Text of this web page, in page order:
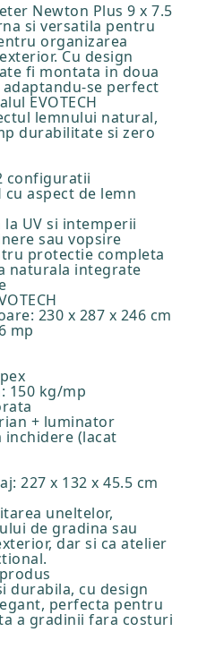
Newton Plus 9 x 7.5
si versatila pentru
organizarea
Cu design
fi montata in doua
se perfect
EVOTECH
lemnului natural,
durabilitate si zero
configuratii
cu aspect de lemn
UV si intemperii
sau vopsire
protectie completa
naturala integrate
230 x 287 x 246 cm
mp
150 kg/mp
+ luminator
inchidere (lacat
227 x 132 x 45.5 cm
uneltelor,
de gradina sau
dar si ca atelier
durabila, cu design
perfecta pentru
a gradinii fara costuri